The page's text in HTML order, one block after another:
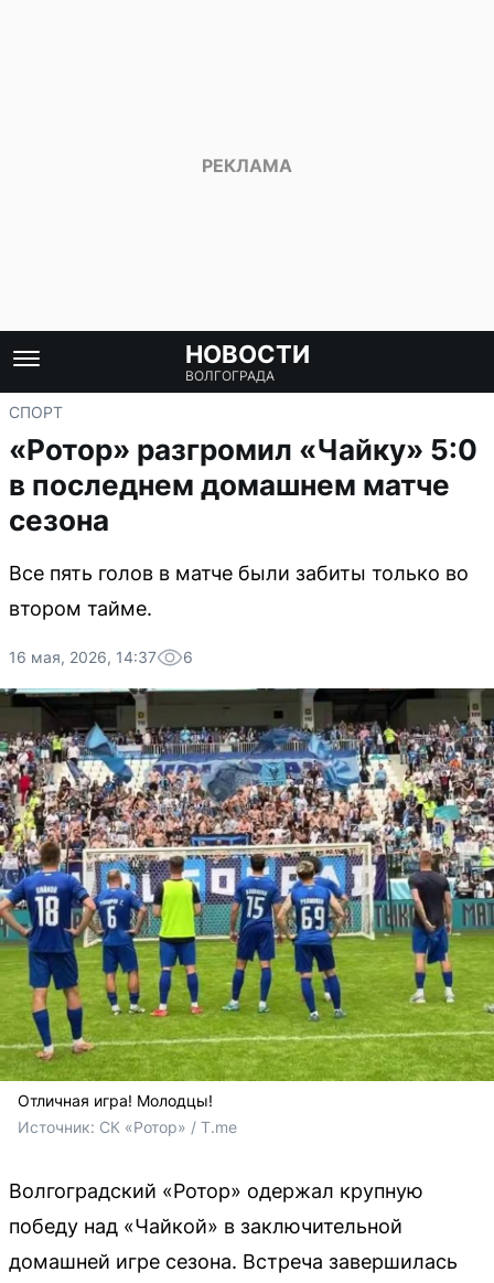
НОВОСТИ
ВОЛГОГРАДА
СПОРТ
«Ротор» разгромил «Чайку» 5:0
в последнем домашнем матче
сезона
Все пять голов в матче были забиты только во
втором тайме.
16 мая, 2026, 14:37 6
Отличная игра! Молодцы!
Источник: СК «Ротор» / T.me
Волгоградский «Ротор» одержал крупную
победу над «Чайкой» в заключительной
домашней игре сезона. Встреча завершилась